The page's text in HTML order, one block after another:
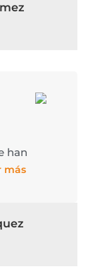
han
más